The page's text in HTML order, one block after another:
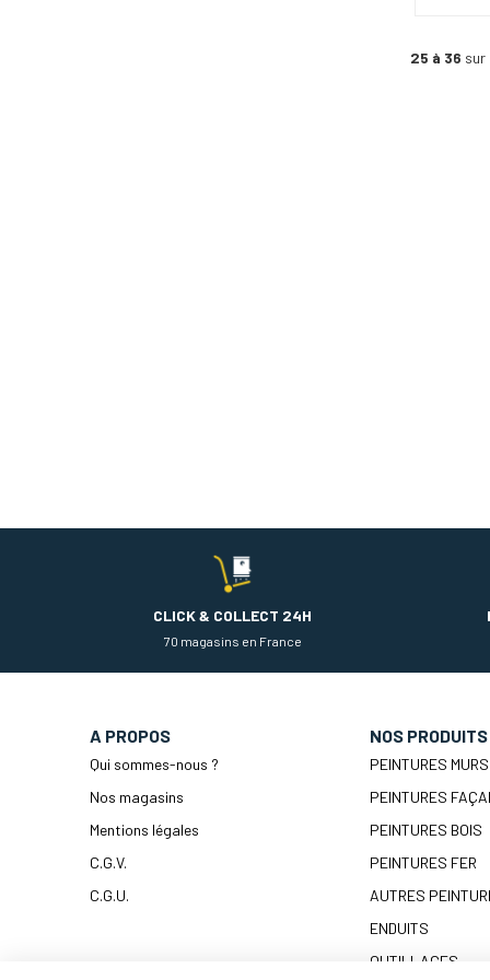
25 à 36 sur
CLICK & COLLECT 24H
70 magasins en France
A PROPOS
Qui sommes-nous ?
Nos magasins
Mentions légales
C.G.V.
C.G.U.
NOS PRODUITS
PEINTURES
PEINTURES
PEINTURES BOIS
PEINTURES FER
AUTRES
ENDUITS
OUTILLAGES